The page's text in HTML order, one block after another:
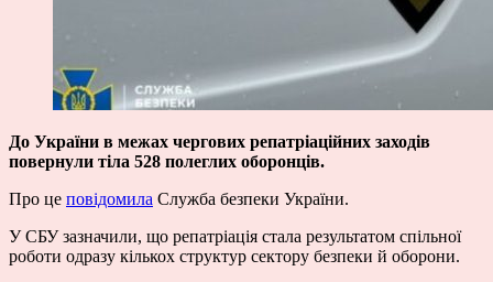
До України в межах чергових репатріаційних заходів
повернули тіла 528 полеглих оборонців.
Про це повідомила Служба безпеки України.
У СБУ зазначили, що репатріація стала результатом спільної
роботи одразу кількох структур сектору безпеки й оборони.